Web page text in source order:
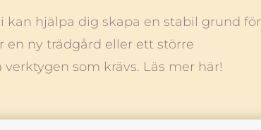
kan hjälpa dig skapa en stabil grund för
en ny trädgård eller ett större
som krävs. Läs mer här!